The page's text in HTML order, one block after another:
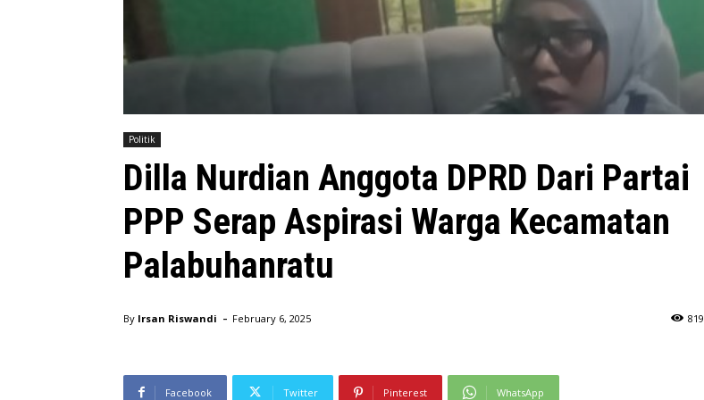
Politik
Dilla Nurdian Anggota DPRD Dari Partai
PPP Serap Aspirasi Warga Kecamatan
Palabuhanratu
By Irsan Riswandi - February 6, 2025 819
Facebook Twitter Pinterest WhatsApp